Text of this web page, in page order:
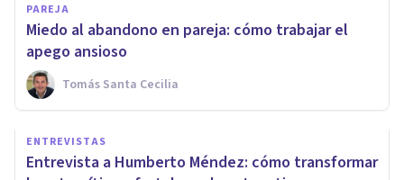
PAREJA
Miedo al abandono en pareja: cómo trabajar el
apego ansioso
Tomás Santa Cecilia
ENTREVISTAS
Entrevista a Humberto Méndez: cómo transformar